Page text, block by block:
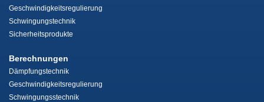
Geschwindigkeitsregulierung
Schwingungstechnik
Sicherheitsprodukte
Berechnungen
Dämpfungstechnik
Geschwindigkeitsregulierung
Schwingungsstechnik